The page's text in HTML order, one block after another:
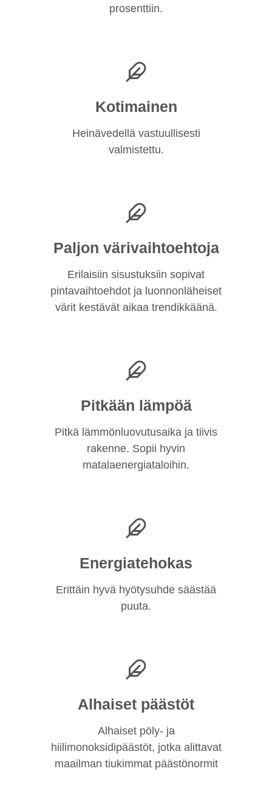
prosenttiin.
Kotimainen
Heinävedellä vastuullisesti
valmistettu.
Paljon värivaihtoehtoja
Erilaisiin sisustuksiin sopivat
pintavaihtoehdot ja luonnonläheiset
värit kestävät aikaa trendikkäänä.
Pitkään lämpöä
Pitkä lämmönluovutusaika ja tiivis
rakenne. Sopii hyvin
matalaenergiataloihin.
Energiatehokas
Erittäin hyvä hyötysuhde säästää
puuta.
Alhaiset päästöt
Alhaiset pöly- ja
hiilimonoksidipäästöt, jotka alittavat
maailman tiukimmat päästönormit